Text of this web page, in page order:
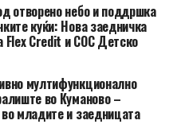
отворено небо и поддршка
куќи: Нова заедничка
Flex Credit и СОС Детско
мултифункционално
во Куманово –
во младите и заедницата